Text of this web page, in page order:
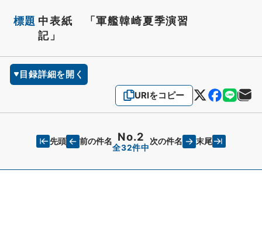
標題 中表紙 「軍艦韓崎夏季演習
記」
目録詳細を開く
URIをコピー
先頭 前の件名 No.2
全32件中
次の件名 末尾